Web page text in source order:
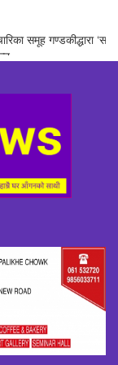
विषयक अन्तरक्रिया